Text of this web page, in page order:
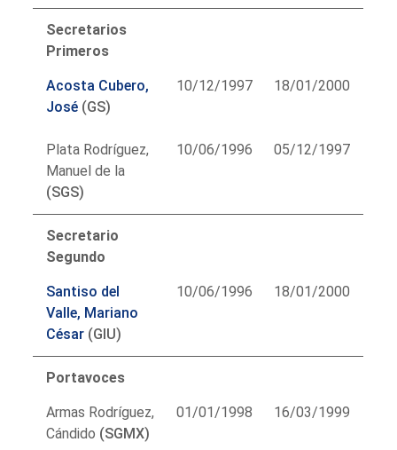
Secretarios
Primeros
Acosta Cubero,
José (GS)
10/12/1997 18/01/2000
Plata Rodríguez,
Manuel de la
(SGS)
10/06/1996 05/12/1997
Secretario
Segundo
Santiso del
Valle, Mariano
César (GIU)
10/06/1996 18/01/2000
Portavoces
Armas Rodríguez,
Cándido (SGMX)
01/01/1998 16/03/1999